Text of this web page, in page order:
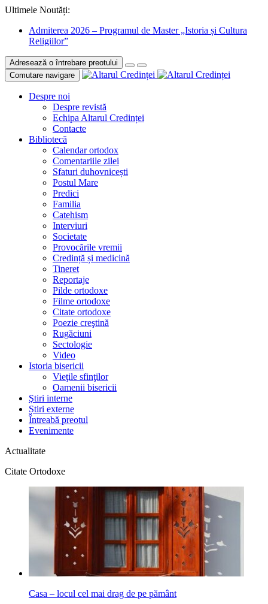
Ultimele Noutăți:
Admiterea 2026 – Programul de Master „Istoria și Cultura
Religiilor”
Adresează o întrebare preotului
Comutare navigare
Despre noi
Despre revistă
Echipa Altarul Credinței
Contacte
Bibliotecă
Calendar ortodox
Comentariile zilei
Sfaturi duhovnicești
Postul Mare
Predici
Familia
Catehism
Interviuri
Societate
Provocările vremii
Credință și medicină
Tineret
Reportaje
Pilde ortodoxe
Filme ortodoxe
Citate ortodoxe
Poezie creştină
Rugăciuni
Sectologie
Video
Istoria bisericii
Vieţile sfinţilor
Oamenii bisericii
Ştiri interne
Știri externe
Întreabă preotul
Evenimente
Actualitate
Citate Ortodoxe
Casa – locul cel mai drag de pe pământ